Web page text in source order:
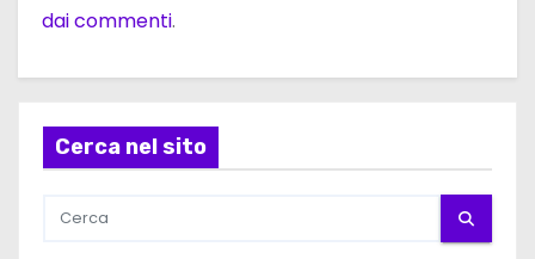
dai commenti.
Cerca nel sito